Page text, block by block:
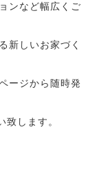
ンなど幅広くご
新しいお家づく
ージから随時発
致します。